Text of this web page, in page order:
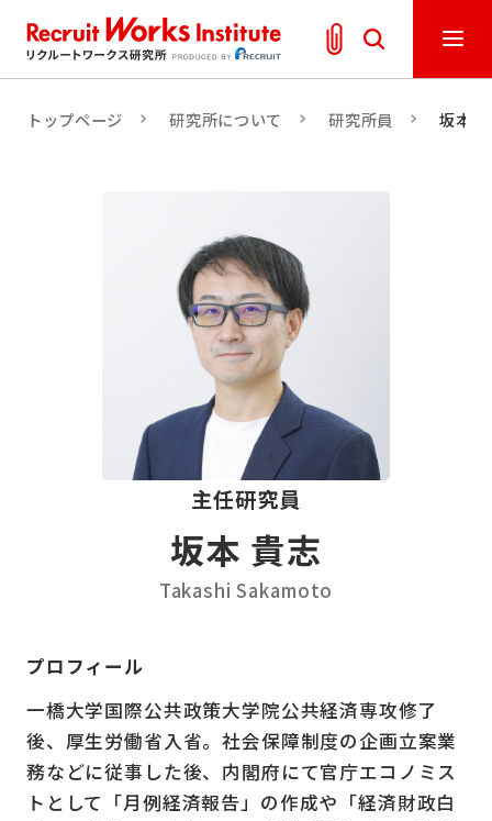
トップページ 研究所について 研究所員 坂本
主任研究員
坂本 貴志
Takashi Sakamoto
プロフィール
一橋大学国際公共政策大学院公共経済専攻修了
後、厚生労働省入省。社会保障制度の企画立案業
務などに従事した後、内閣府にて官庁エコノミス
トとして「月例経済報告」の作成や「経済財政白